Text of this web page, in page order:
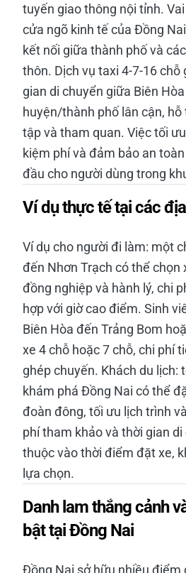
tuyến giao thông nội tỉnh.
cửa ngõ kinh tế của Đồng
kết nối giữa thành phố và
thôn. Dịch vụ taxi 4-7-16 chỗ
gian di chuyển giữa Biên
huyện/thành phố lân cận, hỗ
tập và tham quan. Việc tối
kiệm phí và đảm bảo an
đầu cho người dùng trong
Ví dụ thực tế tại các
Ví dụ cho người đi làm: một
đến Nhơn Trạch có thể chọn
đồng nghiệp và hành lý, chi
hợp với giờ cao điểm. Sinh
Biên Hòa đến Trảng Bom
xe 4 chỗ hoặc 7 chỗ, chi phí
ghép chuyến. Khách du lịch:
khám phá Đồng Nai có thể
đoàn đông, tối ưu lịch trình
phí tham khảo và thời gian di
thuộc vào thời điểm đặt xe,
lựa chọn.
Danh lam thắng cảnh
bật tại Đồng Nai
Đồng Nai sở hữu nhiều điểm